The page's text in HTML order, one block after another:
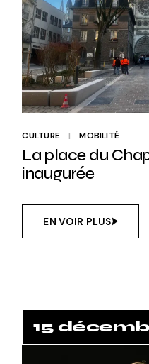
CULTURE MOBILITÉ
La place du
inaugurée
EN VOIR PLUS
15